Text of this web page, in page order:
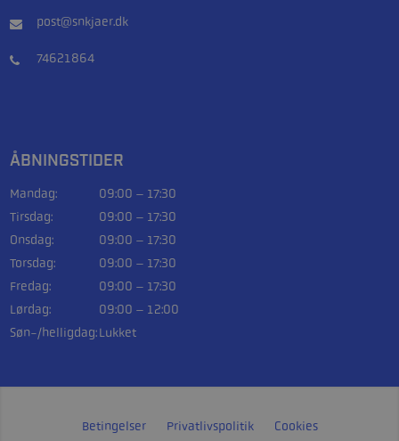
post@snkjaer.dk
74621864
ÅBNINGSTIDER
Mandag:
09:00 – 17:30
Tirsdag:
09:00 – 17:30
Onsdag:
09:00 – 17:30
Torsdag:
09:00 – 17:30
Fredag:
09:00 – 17:30
Lørdag:
09:00 – 12:00
Søn-/helligdag:Lukket
Betingelser Privatlivspolitik Cookies